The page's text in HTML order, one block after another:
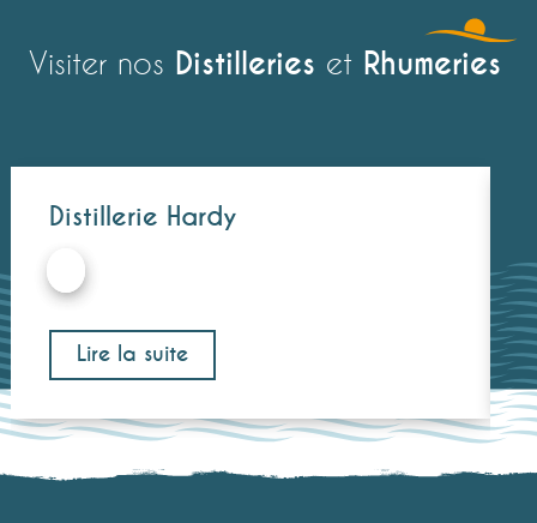
Visiter nos Distilleries et Rhumeries
Distillerie Hardy
Lire la suite